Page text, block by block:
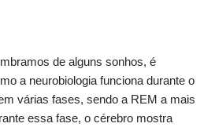
de alguns sonhos, é
a neurobiologia funciona durante o
várias fases, sendo a REM a mais
essa fase, o cérebro mostra